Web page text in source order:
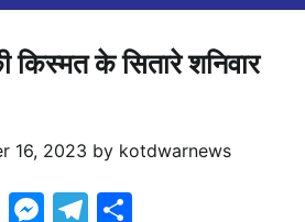
के सितारे शनिवार
16, 2023 by kotdwarnews
WhatsApp
Messenger
Telegram